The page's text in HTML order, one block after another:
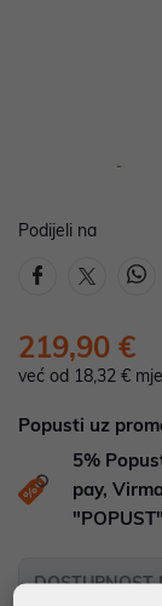
Podijeli na
219,90 €
već od 18,32 €
Popusti uz
5%
pay,
DOSTUPNOST